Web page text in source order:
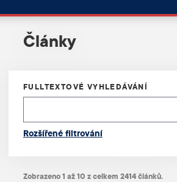
Články
FULLTEXTOVÉ VYHLEDÁVÁNÍ
Rozšířené filtrování
Zobrazeno 1 až 10 z celkem 2414 článků.